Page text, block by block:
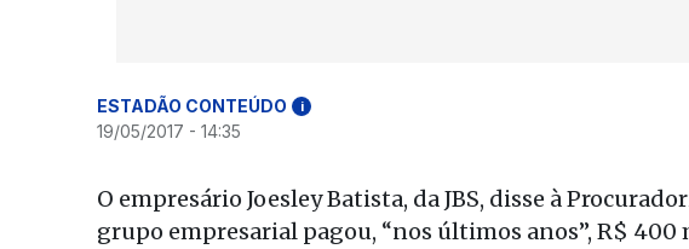
ESTADÃO CONTEÚDO i
19/05/2017 - 14:35
O empresário Joesley Batista, da JBS, disse à
grupo empresarial pagou, “nos últimos anos”, R$